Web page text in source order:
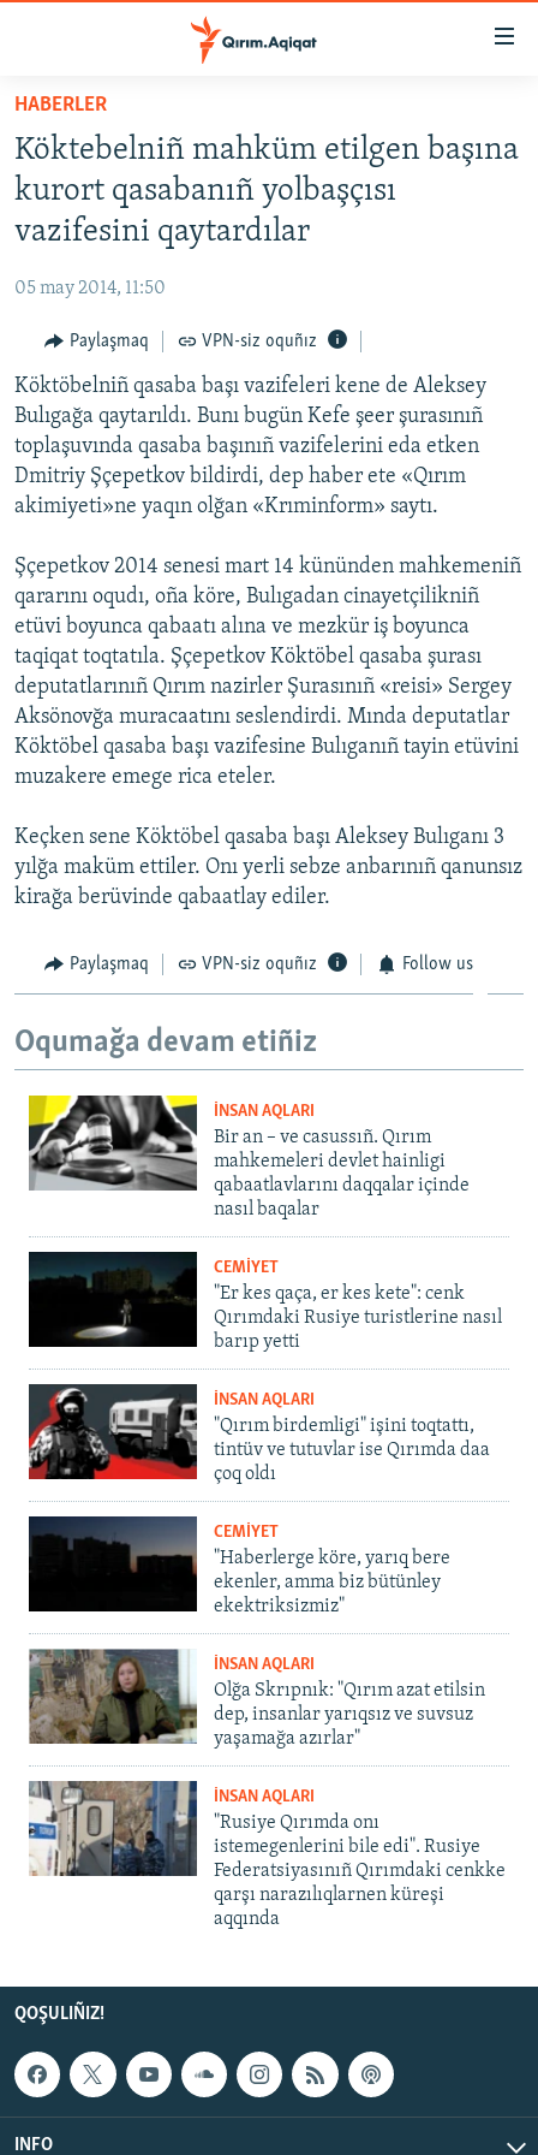
Esas
qaytmaq
Baş
navigatsiyağa
qaytmaq
Qıdıruvğa
qaytmaq
HABERLER
İQTİSADİYAT
MEDENİYET
İNSAN AQLARI
VİDEO
SÜRET
BLOGLAR
FİKİR
Русский
Українською
QOŞULIÑIZ!
HABERLER
Köktebelniñ mahküm etilgen başına
kurort qasabanıñ yolbaşçısı
vazifesini qaytardılar
05 may 2014, 11:50
Paylaşmaq VPN-siz oquñız
Köktöbelniñ qasaba başı vazifeleri kene de Aleksey
Bulıgağa qaytarıldı. Bunı bugün Kefe şeer şurasınıñ
toplaşuvında qasaba başınıñ vazifelerini eda etken
Dmitriy Şçepetkov bildirdi, dep haber ete «Qırım
akimiyeti»ne yaqın olğan «Krıminform» saytı.
Şçepetkov 2014 senesi mart 14 kününden mahkemeniñ
qararını oqudı, oña köre, Bulıgadan cinayetçilikniñ
etüvi boyunca qabaatı alına ve mezkür iş boyunca
taqiqat toqtatıla. Şçepetkov Köktöbel qasaba şurası
deputatlarınıñ Qırım nazirler Şurasınıñ «reisi» Sergey
Aksönovğa muracaatını seslendirdi. Mında deputatlar
Köktöbel qasaba başı vazifesine Bulıganıñ tayin etüvini
muzakere emege rica eteler.
Keçken sene Köktöbel qasaba başı Aleksey Bulıganı 3
yılğa maküm ettiler. Onı yerli sebze anbarınıñ qanunsız
kirağa berüvinde qabaatlay ediler.
Paylaşmaq VPN-siz oquñız Follow us
Oqumağa devam etiñiz
İNSAN AQLARI
Bir an – ve casussıñ. Qırım
mahkemeleri devlet hainligi
qabaatlavlarını daqqalar içinde
nasıl baqalar
CEMİYET
"Er kes qaça, er kes kete": cenk
Qırımdaki Rusiye turistlerine nasıl
barıp yetti
İNSAN AQLARI
"Qırım birdemligi" işini toqtattı,
tintüv ve tutuvlar ise Qırımda daa
çoq oldı
CEMİYET
"Haberlerge köre, yarıq bere
ekenler, amma biz bütünley
ekektriksizmiz"
İNSAN AQLARI
Olğa Skrıpnık: "Qırım azat etilsin
dep, insanlar yarıqsız ve suvsuz
yaşamağa azırlar"
İNSAN AQLARI
"Rusiye Qırımda onı
istemegenlerini bile edi". Rusiye
Federatsiyasınıñ Qırımdaki cenkke
qarşı narazılıqlarnen küreşi
aqqında
QOŞULIÑIZ!
INFO